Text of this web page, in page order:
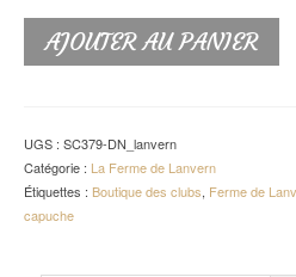
AJOUTER AU PANIER
UGS : SC379-DN_lanvern
Catégorie : La Ferme de Lanvern
Étiquettes : Boutique des clubs, Ferme de
capuche